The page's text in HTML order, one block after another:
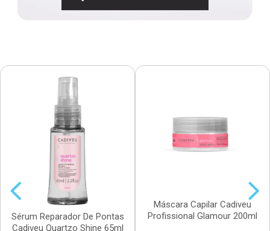
Sérum Reparador De Pontas
Cadiveu Quartzo Shine 65ml
Máscara Capilar Cadiveu
Profissional Glamour 200ml